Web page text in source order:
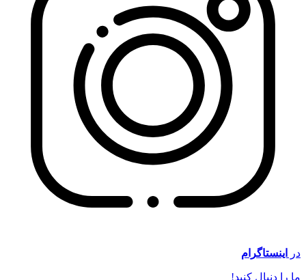
در اینستاگرام
ما را دنبال کنید!